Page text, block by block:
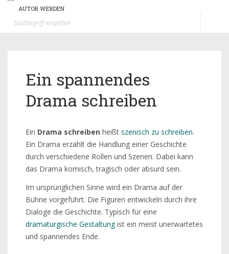
AUTOR WERDEN
Ein spannendes
Drama schreiben
Ein Drama schreiben heißt szenisch zu schreiben.
Ein Drama erzählt die Handlung einer Geschichte
durch verschiedene Rollen und Szenen. Dabei kann
das Drama komisch, tragisch oder absurd sein.
Im ursprünglichen Sinne wird ein Drama auf der
Bühne vorgeführt. Die Figuren entwickeln durch ihre
Dialoge die Geschichte. Typisch für eine
dramaturgische Gestaltungist ein meist unerwartetes
und spannendes Ende.